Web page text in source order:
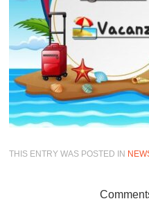
THIS ENTRY WAS POSTED IN